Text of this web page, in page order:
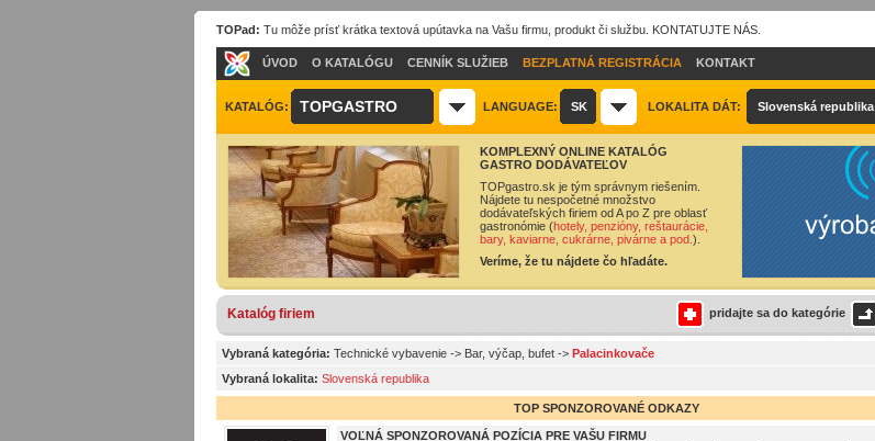
TOPad: Tu môže prísť krátka textová upútavka na Vašu firmu, produkt či službu. KONTATUJTE NÁS.
ÚVOD O KATALÓGU CENNÍK SLUŽIEB BEZPLATNÁ REGISTRÁCIA KONTAKT
KATALÓG: TOPGASTRO LANGUAGE: SK LOKALITA DÁT: Slovenská republika
KOMPLEXNÝ ONLINE KATALÓG
GASTRO DODÁVATEĽOV
TOPgastro.sk je tým správnym riešením.
Nájdete tu nespočetné množstvo
dodávateľských firiem od A po Z pre oblasť
gastronómie (hotely, penzióny, reštaurácie,
bary, kaviarne, cukrárne, pivárne a pod. ).
Veríme, že tu nájdete čo hľadáte.
Katalóg firiem pridajte sa do kategórie
Vybraná kategória: Technické vybavenie -> Bar, výčap, bufet -> Palacinkovače
Vybraná lokalita: Slovenská republika
TOP SPONZOROVANÉ ODKAZY
VOĽNÁ SPONZOROVANÁ POZÍCIA PRE VAŠU FIRMU